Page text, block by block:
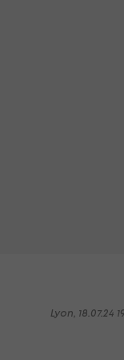
Lyon, 18.07.24